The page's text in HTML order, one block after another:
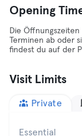
Opening
Die
Terminen ab oder
findest du auf der
Visit Limits
Private
Essential